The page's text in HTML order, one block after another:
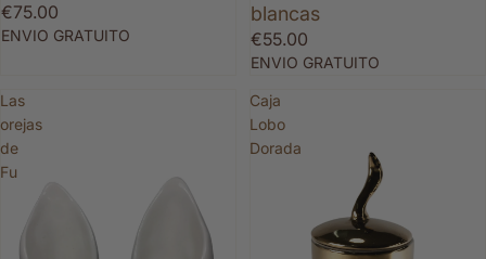
€75.00
ENVIO GRATUITO
blancas
€55.00
ENVIO GRATUITO
Las
orejas
de
Fu
Caja
Lobo
Dorada